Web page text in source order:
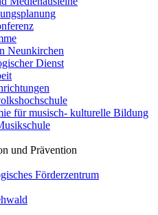
Neunkirchen
Dienst
für musisch- kulturelle Bildung
und Prävention
Förderzentrum